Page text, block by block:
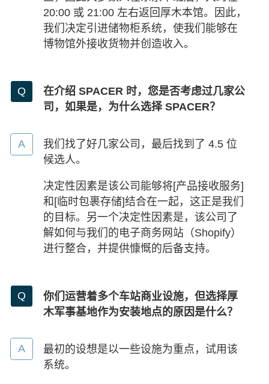
20:00 或 21:00 左右返回厚木本馆。因此，
我们决定引进储物柜系统，使我们能够在
博物馆外接收货物并创造收入。
在介绍 SPACER 时，您是否考虑过几家公
司，如果是，为什么选择 SPACER？
我们找了好几家公司，最后找到了 4.5 位
候选人。
决定性因素是该公司能够将[产品接收服务]
和[临时包裹存储]结合在一起，这正是我们
的目标。另一个决定性因素是，该公司了
解如何与我们的电子商务网站（Shopify）
进行整合，并提供慷慨的后备支持。
你们运营着多个车站商业设施，但选择厚
木军事基地作为安装地点的原因是什么？
最初的设想是以一些设施为重点，试用该
系统。